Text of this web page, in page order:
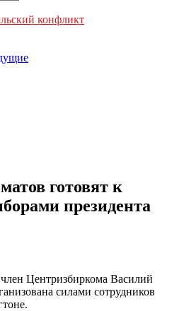
конфликт
готовят к
президента
Центризбиркома Василий
силами сотрудников